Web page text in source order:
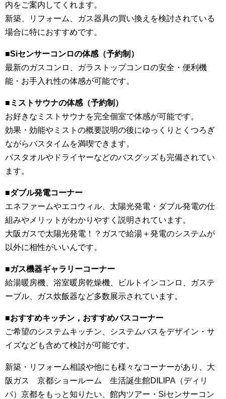
内をご案内してくれます。
新築、リフォーム、ガス器具の買い換えを検討されている
場合に特におすすめです。
■Siセンサーコンロの体感（予約制）
最新のガスコンロ、ガラストップコンロの安全・便利機
能・お手入れ性の体感が可能です。
■ ミストサウナの体感（予約制）
お好きなミストサウナを完全個室で体感が可能です。
効果・効能やミストの概要説明の後にゆっくりとくつろぎ
ながらバスタイムを満喫できます。
バスタオルやドライヤーなどのバスグッズも完備されてい
ます。
■ダブル発電コーナー
エネファームやエコウィル、太陽光発電・ダブル発電の仕
組みやメリットがわかりやすく説明されています。
大阪ガスで太陽光発電！？ガスで給湯＋発電のシステムが
以外に相性がいいんです。
■ガス機器ギャラリーコーナー
給湯暖房機、浴室暖房乾燥機、ビルトインコンロ、ガステ
ーブル、ガス炊飯器など多数展示されています。
■おすすめキッチン，おすすめバスコーナー
ご希望のシステムキッチン、システムバスをデザイン・サ
イズなども含めて検討が可能です。
新築・リフォーム相談や他にも様々なコーナーがあり、大
阪ガス 京都ショールーム 生活誕生館DILIPA（ディリ
パ）京都をもっと知りたい、館内ツアー・Siセンサーコン